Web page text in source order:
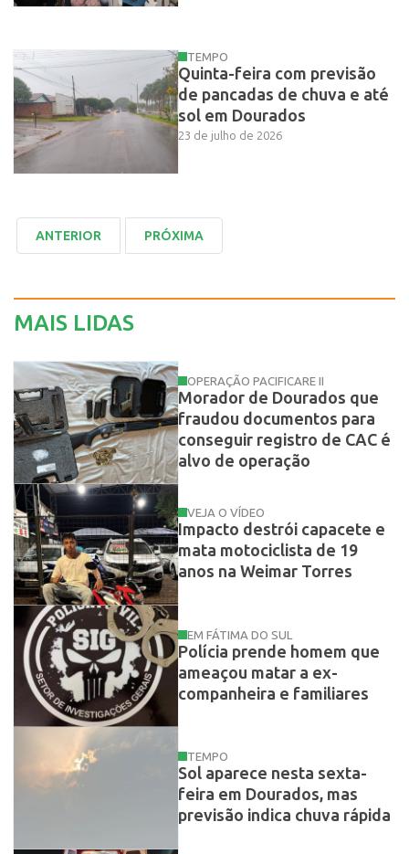
TEMPO
Quinta-feira com previsão
de pancadas de chuva e até
sol em Dourados
23 de julho de 2026
MAIS LIDAS
OPERAÇÃO PACIFICARE II
Morador de Dourados que
fraudou documentos para
conseguir registro de CAC é
alvo de operação
VEJA O VÍDEO
Impacto destrói capacete e
mata motociclista de 19
anos na Weimar Torres
EM FÁTIMA DO SUL
Polícia prende homem que
ameaçou matar a ex-
companheira e familiares
TEMPO
Sol aparece nesta sexta-
feira em Dourados, mas
previsão indica chuva rápida